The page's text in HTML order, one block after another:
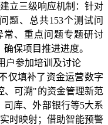
立三级响应机制：针对
题、总共153个测试问
、重点问题专题研讨
保项目推进进度。
户参加培训及讨论
填补了资金运营数字
、可溯"的资金管理新范
司库、外部银行等5大系
时映射；借助智能预警